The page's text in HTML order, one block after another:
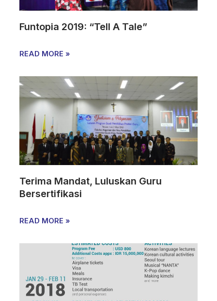
Funtopia 2019: “Tell A Tale”
READ MORE »
Terima Mandat, Luluskan Guru
Bersertifikasi
READ MORE »